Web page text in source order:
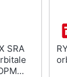
RYOBI